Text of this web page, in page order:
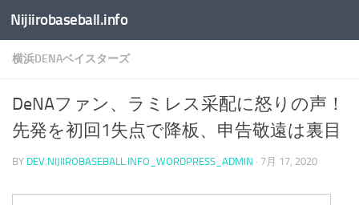
コンテンツへスキップ
Nijiirobaseball.info
横浜DENAベイスターズ
DeNAファン、ラミレス采配に怒りの声！
先発を初回1失点で降板、申告敬遠は裏目
BY DEV.NIJIIROBASEBALL.INFO_WORDPRESS_ADMIN · 7月 17, 2020